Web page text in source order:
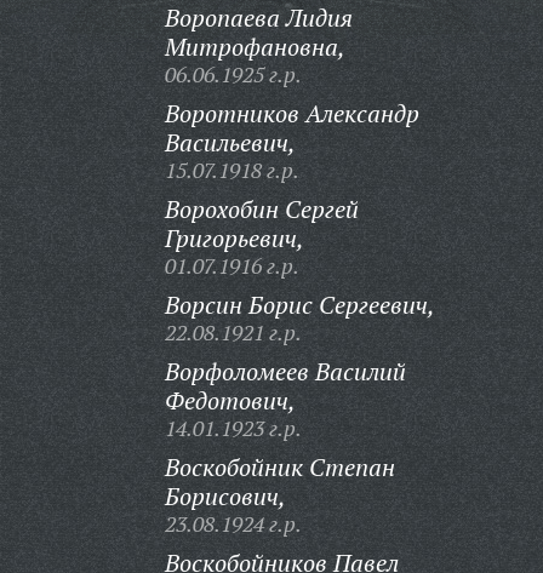
Воропаева Лидия
Митрофановна,
06.06.1925 г.р.
Воротников Александр
Васильевич,
15.07.1918 г.р.
Ворохобин Сергей
Григорьевич,
01.07.1916 г.р.
Ворсин Борис Сергеевич,
22.08.1921 г.р.
Ворфоломеев Василий
Федотович,
14.01.1923 г.р.
Воскобойник Степан
Борисович,
23.08.1924 г.р.
Воскобойников Павел